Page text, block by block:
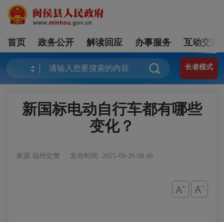
首页 政务公开 解读回应 办事服务 互动交流
长者模式
新国标电动自行车都有哪些
变化？
来源:福州交警 发布时间: 2025-09-26 08:46